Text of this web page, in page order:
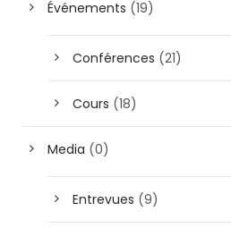
Événements (19)
Conférences (21)
Cours (18)
Media (0)
Entrevues (9)